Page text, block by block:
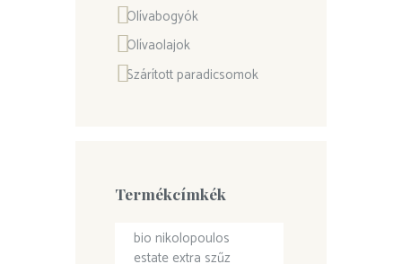
Olívabogyók
Olívaolajok
Szárított paradicsomok
Termékcímkék
bio nikolopoulos
estate extra szűz